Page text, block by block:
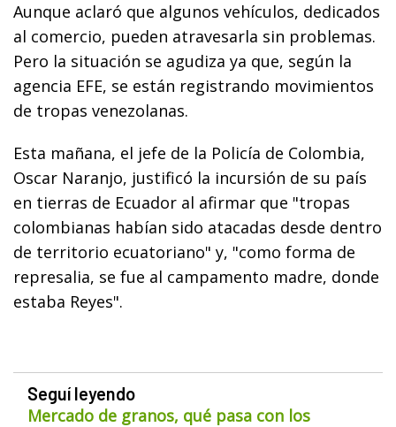
Aunque aclaró que algunos vehículos, dedicados
al comercio, pueden atravesarla sin problemas.
Pero la situación se agudiza ya que, según la
agencia EFE, se están registrando movimientos
de tropas venezolanas.
Esta mañana, el jefe de la Policía de Colombia,
Oscar Naranjo, justificó la incursión de su país
en tierras de Ecuador al afirmar que "tropas
colombianas habían sido atacadas desde dentro
de territorio ecuatoriano" y, "como forma de
represalia, se fue al campamento madre, donde
estaba Reyes".
Seguí leyendo
Mercado de granos, qué pasa con los